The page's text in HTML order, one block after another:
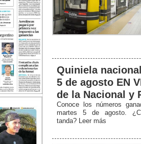
Quiniela
5 de agosto EN
de la Nacional y
Conoce los números
martes 5 de agosto.
tanda? Leer más